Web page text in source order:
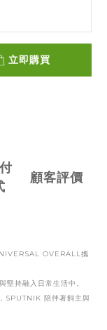
立即購買
顧客評價
OVERALL攜
堅持融入日常生活中。
SPUTNIK 陪伴著飼主與